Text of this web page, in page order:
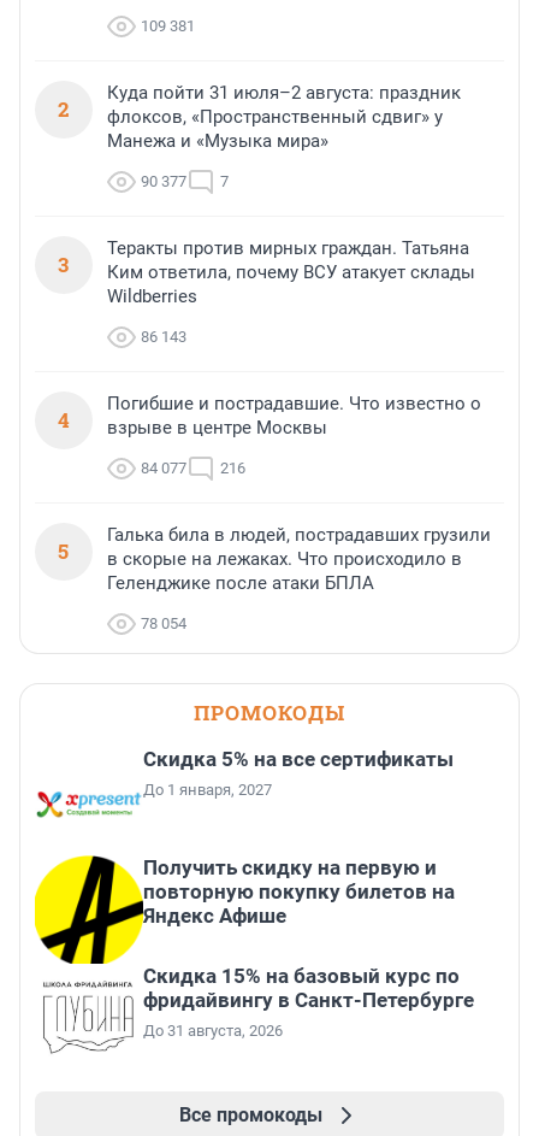
109 381
2
Куда пойти 31 июля–2 августа: праздник
флоксов, «Пространственный сдвиг» у
Манежа и «Музыка мира»
90 377 7
3
Теракты против мирных граждан. Татьяна
Ким ответила, почему ВСУ атакует склады
Wildberries
86 143
4
Погибшие и пострадавшие. Что известно о
взрыве в центре Москвы
84 077 216
5
Галька била в людей, пострадавших грузили
в скорые на лежаках. Что происходило в
Геленджике после атаки БПЛА
78 054
ПРОМОКОДЫ
Скидка 5% на все сертификаты
До 1 января, 2027
Получить скидку на первую и
повторную покупку билетов на
Яндекс Афише
Скидка 15% на базовый курс по
фридайвингу в Санкт-Петербурге
До 31 августа, 2026
Все промокоды